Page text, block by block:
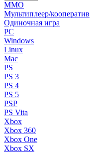
MMO
Мультиплеер/кооператив
Одиночная игра
PC
Windows
Linux
Mac
PS
PS 3
PS 4
PS 5
PSP
PS Vita
Xbox
Xbox 360
Xbox One
Xbox SX